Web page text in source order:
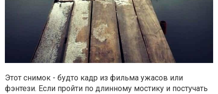
Этот снимок - будто кадр из фильма ужасов или
фэнтези. Если пройти по длинному мостику и постучать